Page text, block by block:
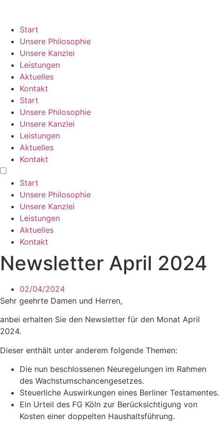
springen
Start
Unsere Philosophie
Unsere Kanzlei
Leistungen
Aktuelles
Kontakt
Start
Unsere Philosophie
Unsere Kanzlei
Leistungen
Aktuelles
Kontakt
Start
Unsere Philosophie
Unsere Kanzlei
Leistungen
Aktuelles
Kontakt
Newsletter April 2024
02/04/2024
Sehr geehrte Damen und Herren,
anbei erhalten Sie den Newsletter für den Monat April
2024.
Dieser enthält unter anderem folgende Themen:
Die nun beschlossenen Neuregelungen im Rahmen
des Wachstumschancengesetzes.
Steuerliche Auswirkungen eines Berliner Testamentes.
Ein Urteil des FG Köln zur Berücksichtigung von
Kosten einer doppelten Haushaltsführung.